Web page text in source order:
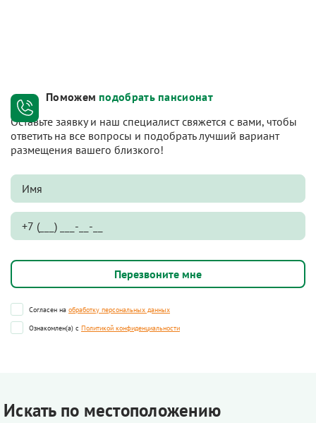
Поможем подобрать пансионат
Оставьте заявку и наш специалист свяжется с вами, чтобы
ответить на все вопросы и подобрать лучший вариант
размещения вашего близкого!
Согласен на обработку персональных данных
Ознакомлен(а) с Политикой конфиденциальности
Искать по местоположению